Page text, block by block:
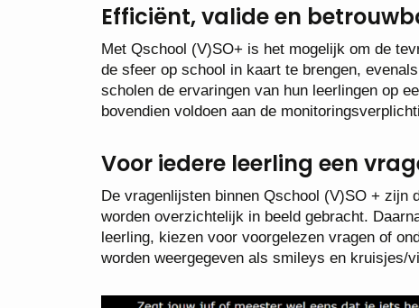
Efficiënt, valide en
Met Qschool (V)SO+ is het mogelijk om de
de sfeer op school in kaart te brengen,
scholen de ervaringen van hun leerlingen op
bovendien voldoen aan de
Voor iedere leerling een
De vragenlijsten binnen Qschool (V)SO + zijn
worden overzichtelijk in beeld gebracht.
leerling, kiezen voor voorgelezen vragen of
worden weergegeven als smileys en kruisjes/